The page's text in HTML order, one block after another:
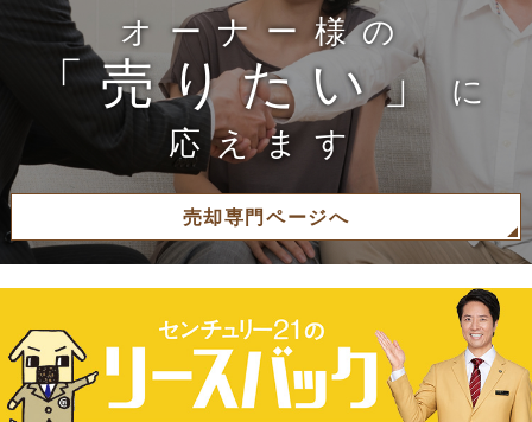
オーナー様の
「売りたい」
に
応えます
売却専門ページへ